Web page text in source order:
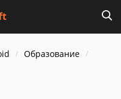
Образование